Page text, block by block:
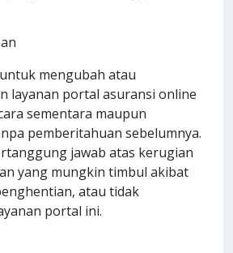
mengubah atau
layanan portal asuransi online
sementara maupun
pemberitahuan sebelumnya.
jawab atas kerugian
yang mungkin timbul akibat
atau tidak
portal ini.